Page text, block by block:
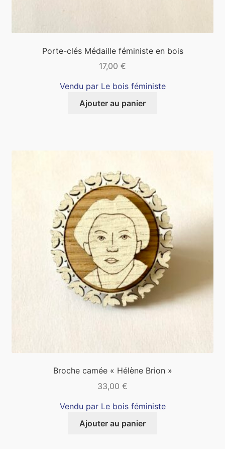
Porte-clés Médaille féministe en bois
17,00 €
Vendu par Le bois féministe
Ajouter au panier
Broche camée « Hélène Brion »
33,00 €
Vendu par Le bois féministe
Ajouter au panier